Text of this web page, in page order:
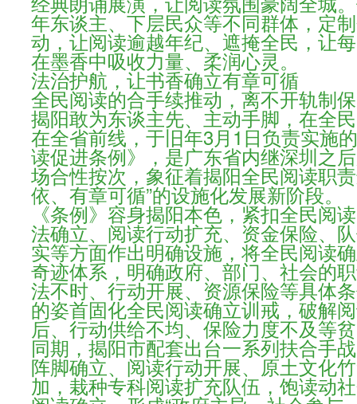
年东谈主、下层民众等不同群体，定
动，让阅读逾越年纪、遮掩全民，让
在墨香中吸收力量、柔润心灵。
法治护航，让书香确立有章可循
全民阅读的合手续推动，离不开轨制
揭阳敢为东谈主先、主动手脚，在全
在全省前线，于旧年3月1日负责实施
读促进条例》，是广东省内继深圳之
场合性按次，象征着揭阳全民阅读职
依、有章可循”的设施化发展新阶段。
《条例》容身揭阳本色，紧扣全民阅
法确立、阅读行动扩充、资金保险、
实等方面作出明确设施，将全民阅读
奇迹体系，明确政府、部门、社会的
法不时、行动开展、资源保险等具体
的姿首固化全民阅读确立训戒，破解
后、行动供给不均、保险力度不及等
同期，揭阳市配套出台一系列扶合手
阵脚确立、阅读行动开展、原土文化
加，栽种专科阅读扩充队伍，饱读动